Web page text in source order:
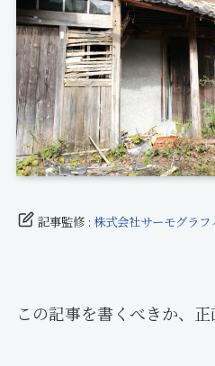
記事監修 : 株式会社サーモグラフ
この記事を書くべきか、正